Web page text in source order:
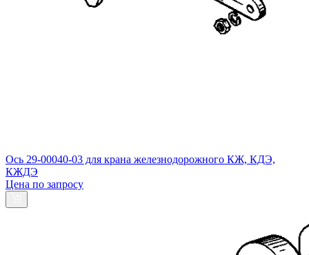
Ось 29-00040-03 для крана железнодорожного КЖ, КДЭ,
КЖДЭ
Цена по запросу